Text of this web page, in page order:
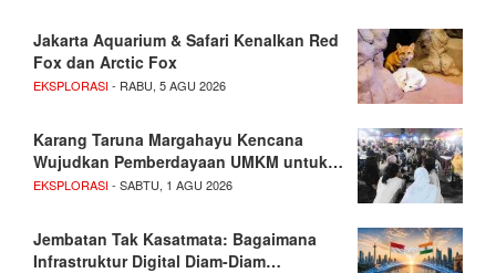
Jakarta Aquarium & Safari Kenalkan Red
Fox dan Arctic Fox
EKSPLORASI- RABU, 5 AGU 2026
Karang Taruna Margahayu Kencana
Wujudkan Pemberdayaan UMKM untuk…
EKSPLORASI- SABTU, 1 AGU 2026
Jembatan Tak Kasatmata: Bagaimana
Infrastruktur Digital Diam-Diam…